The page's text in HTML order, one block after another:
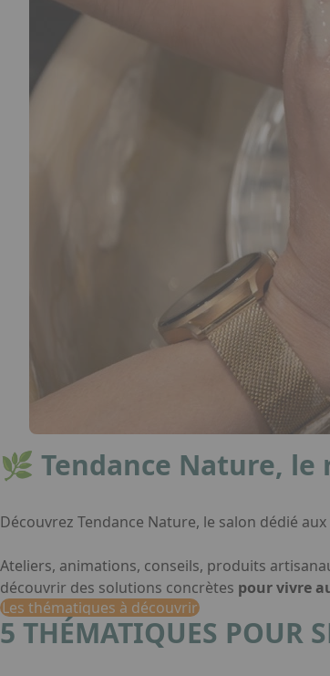
🌿 Tendance Nature, le
Découvrez Tendance Nature, le salon dédié
Ateliers, animations, conseils, produits
découvrir des solutions concrètes pour vivre
Les thématiques à découvrir
5 THÉMATIQUES POUR